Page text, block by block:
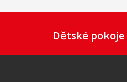
Dětské pokoje